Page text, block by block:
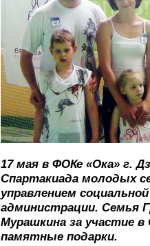
17 мая в ФОКе «Ока» г.
Спартакиада молодых
управлением
администрации. Семья
Мурашкина за участие
памятные подарки.